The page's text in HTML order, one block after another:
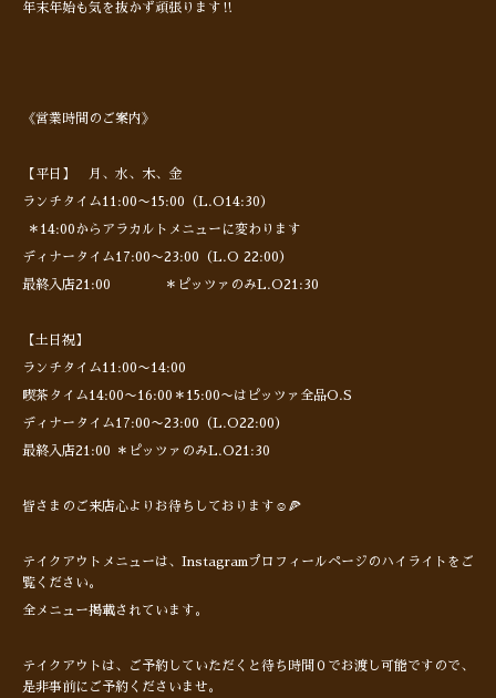
年末年始も気を抜かず頑張ります‼︎
《営業時間のご案内》
【平日】 月、水、木、金
ランチタイム11:00〜15:00（L.O14:30）
＊14:00からアラカルトメニューに変わります
ディナータイム17:00〜23:00（L.O 22:00）
最終入店21:00 ＊ピッツァのみL.O21:30
【土日祝】
ランチタイム11:00〜14:00
喫茶タイム14:00〜16:00＊15:00〜はピッツァ全品O.S
ディナータイム17:00〜23:00（L.O22:00）
最終入店21:00 ＊ピッツァのみL.O21:30
皆さまのご来店心よりお待ちしております☺️🍕
テイクアウトメニューは、Instagramプロフィールページのハイライトをご
覧ください。
全メニュー掲載されています。
テイクアウトは、ご予約していただくと待ち時間０でお渡し可能ですので、
是非事前にご予約くださいませ。